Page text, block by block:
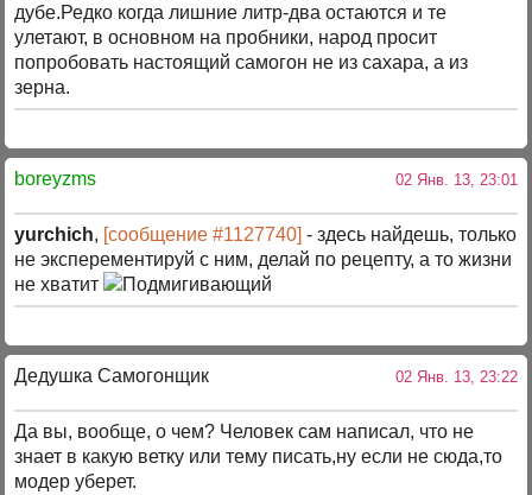
дубе.Редко когда лишние литр-два остаются и те
улетают, в основном на пробники, народ просит
попробовать настоящий самогон не из сахара, а из
зерна.
boreyzms 02 Янв. 13, 23:01
yurchich, [сообщение #1127740] - здесь найдешь, только
не эксперементируй с ним, делай по рецепту, а то жизни
не хватит
Дедушка Самогонщик 02 Янв. 13, 23:22
Да вы, вообще, о чем? Человек сам написал, что не
знает в какую ветку или тему писать,ну если не сюда,то
модер уберет.